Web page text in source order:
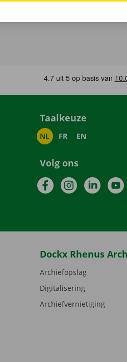
Taalkeuze
NL FR EN
Volg ons
FacebookInstagramLinkedIn
Dockx Rhenus
Archiefopslag
Digitalisering
Archiefvernietiging